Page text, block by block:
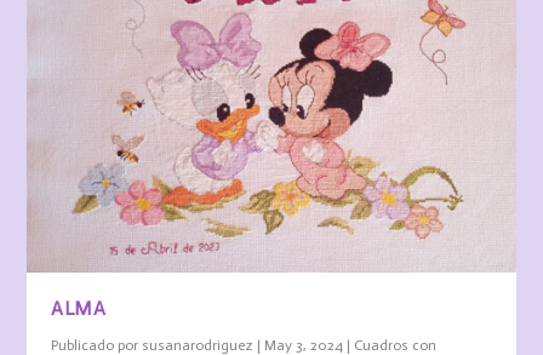
ALMA
Publicado por susanarodriguez | May 3, 2024 | Cuadros con